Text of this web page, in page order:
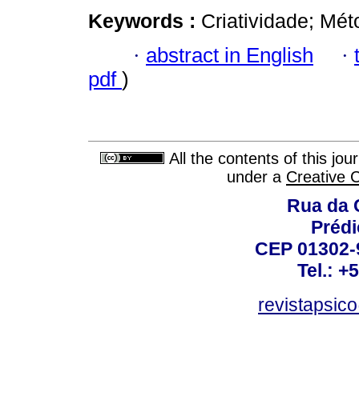
Keywords : Criatividade;
· abstract in English ·
pdf )
All the contents of this
under a Creative
Rua da
CEP
Tel.: